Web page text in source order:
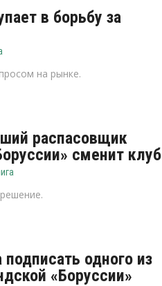
в борьбу за
на рынке.
распасовщик
сменит клуб
подписать одного из
«Боруссии»